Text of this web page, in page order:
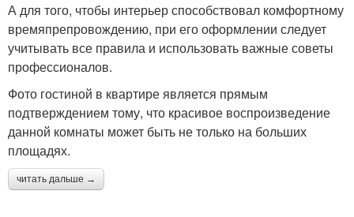
А для того, чтобы интерьер способствовал комфортному
времяпрепровождению, при его оформлении следует
учитывать все правила и использовать важные советы
профессионалов.
Фото гостиной в квартире является прямым
подтверждением тому, что красивое воспроизведение
данной комнаты может быть не только на больших
площадях.
читать дальше →